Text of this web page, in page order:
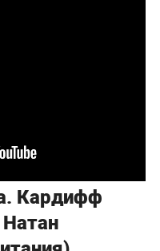
Кардифф